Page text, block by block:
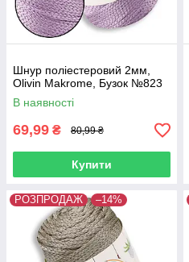
Шнур поліестеровий 2мм,
Olivin Makrome, Бузок №823
В наявності
69,99 ₴ 80,99 ₴
Купити
РОЗПРОДАЖ –14%